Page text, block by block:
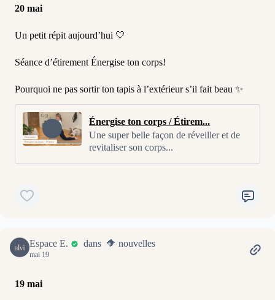
20 mai
Un petit répit aujourd’hui 🤍
Séance d’étirement Énergise ton corps!
Pourquoi ne pas sortir ton tapis à l’extérieur s’il fait beau ✨
Énergise ton corps / Étirem...
Une super belle façon de réveiller et de
revitaliser son corps...
Espace E. dans 🔶 nouvelles
mai 19
19 mai